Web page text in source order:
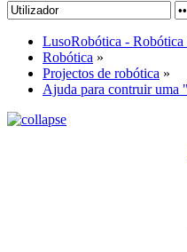
LusoRobótica - Robótica
Robótica »
Projectos de robótica »
Ajuda para contruir uma